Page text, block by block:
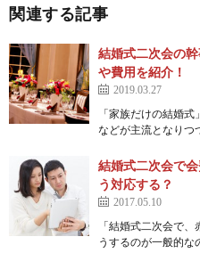
関連する記事
結婚式二次会の
や費用を紹介！
2019.03.27
「家族だけの結婚
などが主流となり
結婚式二次会で
う対応する？
2017.05.10
「結婚式二次会で
うするのが一般的